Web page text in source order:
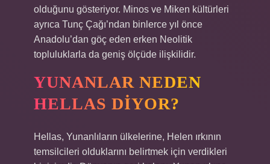
olduğunu gösteriyor. Minos ve Miken kültürleri
ayrıca Tunç Çağı’ndan binlerce yıl önce
Anadolu’dan göç eden erken Neolitik
topluluklarla da geniş ölçüde ilişkilidir.
YUNANLAR NEDEN
HELLAS DIYOR?
Hellas, Yunanlıların ülkelerine, Helen ırkının
temsilcileri olduklarını belirtmek için verdikleri